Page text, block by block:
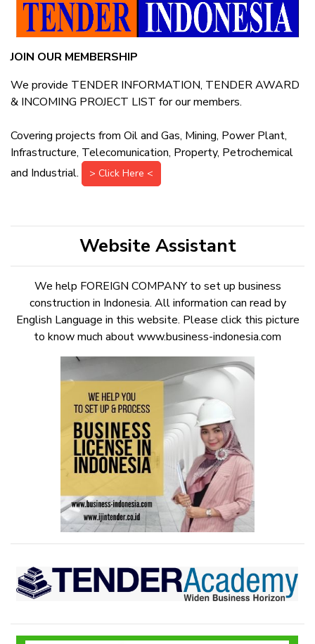
JOIN OUR MEMBERSHIP
We provide TENDER INFORMATION, TENDER AWARD
& INCOMING PROJECT LIST for our members.
Covering projects from Oil and Gas, Mining, Power Plant,
Infrastructure, Telecomunication, Property, Petrochemical
and Industrial.
> Click Here <
Website Assistant
We help FOREIGN COMPANY to set up business
construction in Indonesia. All information can read by
English Language in this website. Please click this picture
to know much about www.business-indonesia.com